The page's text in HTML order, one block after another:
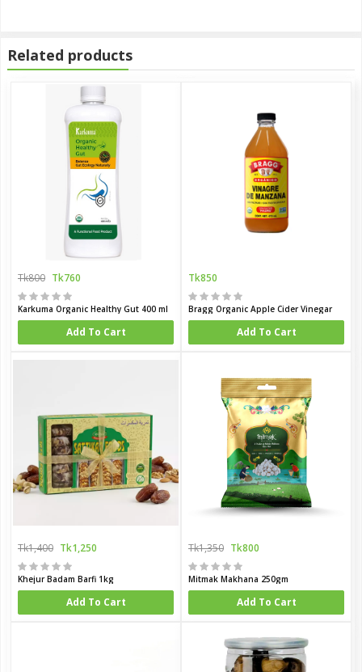
Related products
Tk800 Tk760
Karkuma Organic Healthy Gut 400 ml
Add To Cart
Tk850
Bragg Organic Apple Cider Vinegar
Add To Cart
Tk1,400 Tk1,250
Khejur Badam Barfi 1kg
Add To Cart
Tk1,350 Tk800
Mitmak Makhana 250gm
Add To Cart